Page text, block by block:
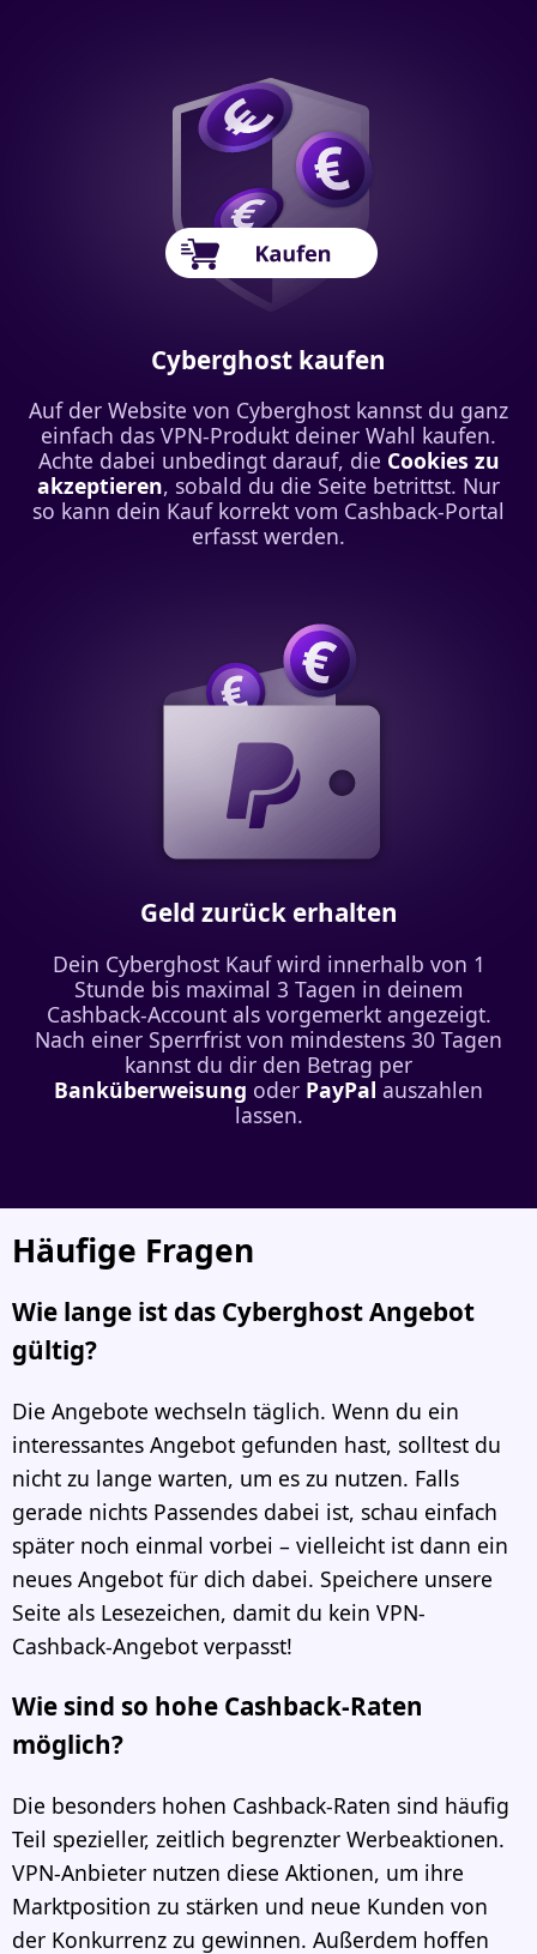
Cyberghost kaufen
Auf der Website von Cyberghost kannst du ganz
einfach das VPN-Produkt deiner Wahl kaufen.
Achte dabei unbedingt darauf, die Cookies zu
akzeptieren, sobald du die Seite betrittst. Nur
so kann dein Kauf korrekt vom Cashback-Portal
erfasst werden.
Geld zurück erhalten
Dein Cyberghost Kauf wird innerhalb von 1
Stunde bis maximal 3 Tagen in deinem
Cashback-Account als vorgemerkt angezeigt.
Nach einer Sperrfrist von mindestens 30 Tagen
kannst du dir den Betrag per
Banküberweisung oder PayPal auszahlen
lassen.
Häufige Fragen
Wie lange ist das Cyberghost Angebot
gültig?
Die Angebote wechseln täglich. Wenn du ein
interessantes Angebot gefunden hast, solltest du
nicht zu lange warten, um es zu nutzen. Falls
gerade nichts Passendes dabei ist, schau einfach
später noch einmal vorbei – vielleicht ist dann ein
neues Angebot für dich dabei. Speichere unsere
Seite als Lesezeichen, damit du kein VPN-
Cashback-Angebot verpasst!
Wie sind so hohe Cashback-Raten
möglich?
Die besonders hohen Cashback-Raten sind häufig
Teil spezieller, zeitlich begrenzter Werbeaktionen.
VPN-Anbieter nutzen diese Aktionen, um ihre
Marktposition zu stärken und neue Kunden von
der Konkurrenz zu gewinnen. Außerdem hoffen